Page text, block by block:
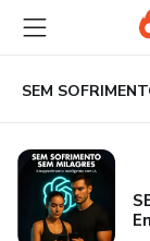
para
conteúdo
principal
para
pagamento
para
rodapé